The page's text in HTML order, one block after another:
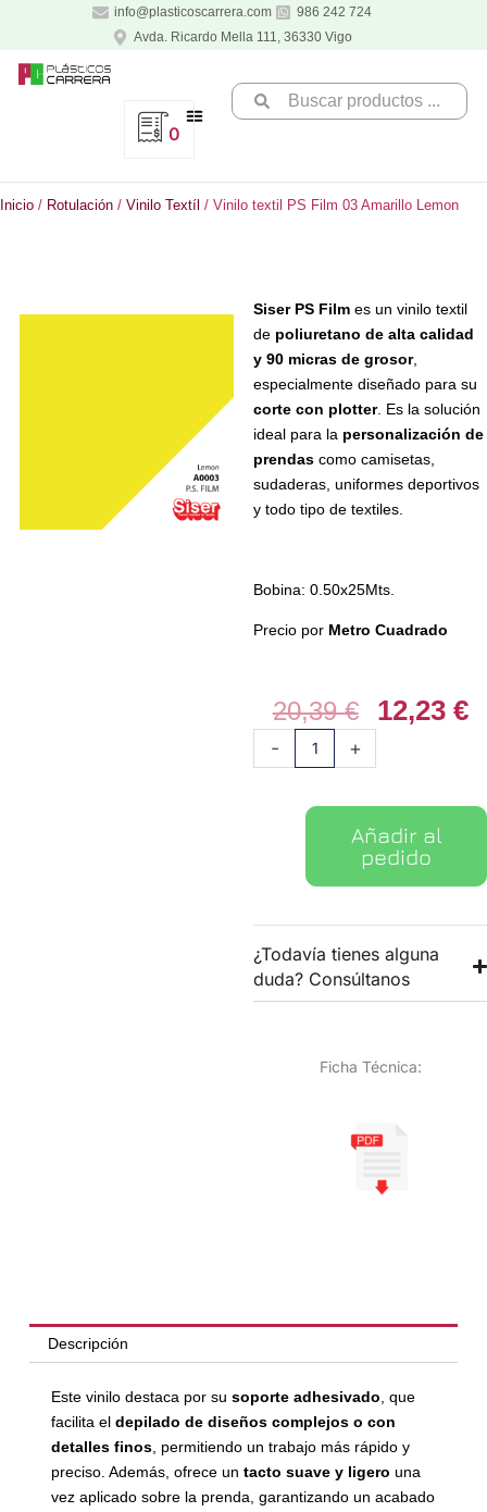
contenido
info@plasticoscarrera.com
986 242 724
Avda. Ricardo Mella 111, 36330 Vigo
Search
...
0
Inicio / Rotulación / Vinilo Textíl / Vinilo textil PS Film 03 Amarillo Lemon
Siser PS Film es un vinilo textil
de poliuretano de alta calidad
y 90 micras de grosor,
especialmente diseñado para su
corte con plotter. Es la solución
ideal para la personalización de
prendas como camisetas,
sudaderas, uniformes deportivos
y todo tipo de textiles.
Bobina: 0.50x25Mts.
Precio por Metro Cuadrado
20,39€
El
precio
20,39 €.
12,23 €
-
textil
+
Añadir al
pedido
¿Todavía tienes alguna
duda? Consúltanos
Ficha Técnica:
Descripción
Este vinilo destaca por su soporte adhesivado, que
facilita el depilado de diseños complejos o con
detalles finos, permitiendo un trabajo más rápido y
preciso. Además, ofrece un tacto suave y ligero una
vez aplicado sobre la prenda, garantizando un acabado